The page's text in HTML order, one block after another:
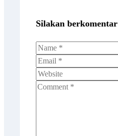
Silakan berkomentar